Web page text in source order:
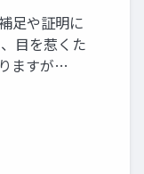
足や証明に
目を惹くた
ますが…